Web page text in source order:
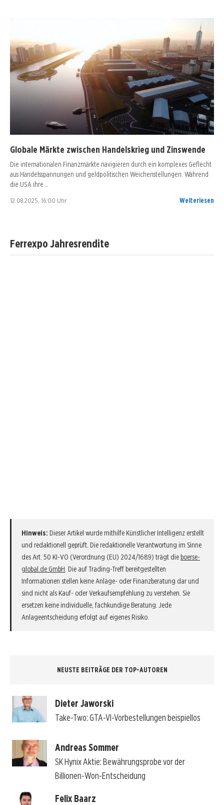
Globale Märkte zwischen Handelskrieg und Zinswende
Die internationalen Finanzmärkte navigieren durch ein komplexes Geflecht
aus Handelsspannungen und geldpolitischen Weichenstellungen. Während
die USA ihre…
12.08.2025, 16:00 Uhr Weiterlesen
Ferrexpo Jahresrendite
Hinweis: Dieser Artikel wurde mithilfe Künstlicher Intelligenz erstellt
und redaktionell geprüft. Die redaktionelle Verantwortung im Sinne
des Art. 50 KI-VO (Verordnung (EU) 2024/1689) trägt die boerse-
global.de GmbH . Die auf Trading-Treff bereitgestellten
Informationen stellen keine Anlage- oder Finanzberatung dar und
sind nicht als Kauf- oder Verkaufsempfehlung zu verstehen. Sie
ersetzen keine individuelle, fachkundige Beratung. Jede
Anlageentscheidung erfolgt auf eigenes Risiko.
NEUSTE BEITRÄGE DER TOP-AUTOREN
Dieter Jaworski
Take-Two: GTA-VI-Vorbestellungen beispiellos
Andreas Sommer
SK Hynix Aktie: Bewährungsprobe vor der
Billionen-Won-Entscheidung
Felix Baarz